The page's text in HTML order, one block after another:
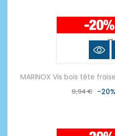
MARINOX Vis bois tête
0,94 € -20%